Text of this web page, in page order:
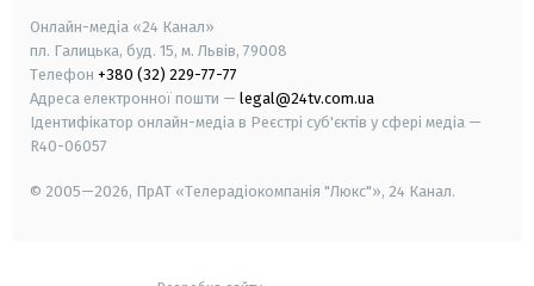
Онлайн-медіа «24 Канал»
пл. Галицька, буд. 15, м. Львів, 79008
Телефон +380 (32) 229-77-77
Адреса електронної пошти — legal@24tv.com.ua
Ідентифікатор онлайн-медіа в Реєстрі суб'єктів у сфері медіа —
R40-06057
© 2005—2026, ПрАТ «Телерадіокомпанія "Люкс"», 24 Канал.